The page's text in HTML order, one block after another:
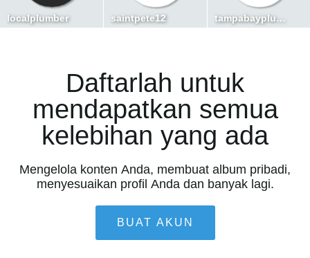
localplumber saintpete12 tampabayplumber
Daftarlah untuk
mendapatkan semua
kelebihan yang ada
Mengelola konten Anda, membuat album pribadi,
menyesuaikan profil Anda dan banyak lagi.
BUAT AKUN